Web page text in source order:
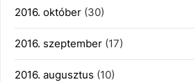
2016. október (30)
2016. szeptember (17)
2016. augusztus (10)